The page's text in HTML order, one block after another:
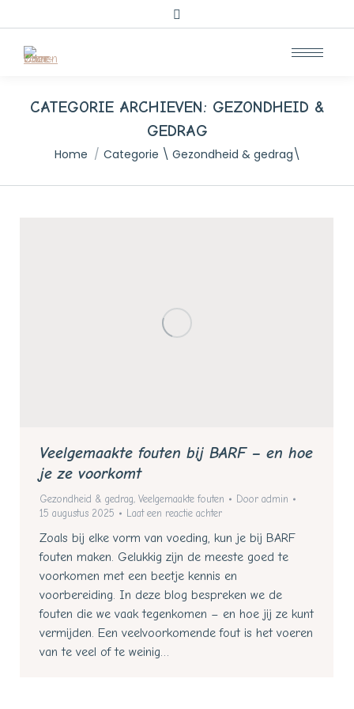
Zoeken:
CATEGORIE ARCHIEVEN: GEZONDHEID &
GEDRAG
Je bent hier:
Home Categorie \ Gezondheid & gedrag\
Veelgemaakte fouten bij BARF – en hoe
je ze voorkomt
Gezondheid & gedrag, Veelgemaakte fouten Door admin
15 augustus 2025
Laat een reactie achter
Zoals bij elke vorm van voeding, kun je bij BARF
fouten maken. Gelukkig zijn de meeste goed te
voorkomen met een beetje kennis en
voorbereiding. In deze blog bespreken we de
fouten die we vaak tegenkomen – en hoe jij ze kunt
vermijden. Een veelvoorkomende fout is het voeren
van te veel of te weinig…